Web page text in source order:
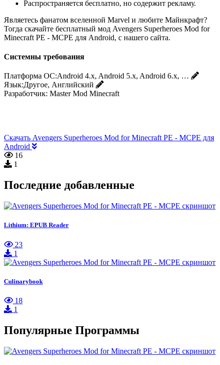
Распространяется бесплатно, но содержит рекламу.
Являетесь фанатом вселенной Marvel и любите Майнкрафт?
Тогда скачайте бесплатный мод Avengers Superheroes Mod for
Minecraft PE - MCPE для Android, с нашего сайта.
Системны требования
Платформа ОС:Android 4.x, Android 5.x, Android 6.x, …
Язык:Другое, Английский
Разработчик: Master Mod Minecraft
Скачать Avengers Superheroes Mod for Minecraft PE - MCPE для
Android
16
1
Последние добавленные
Lithium: EPUB Reader
23
1
Culinarybook
18
1
Популярные Программы